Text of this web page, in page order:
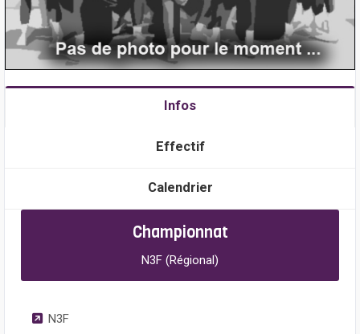
Infos
Effectif
Calendrier
Championnat
N3F (Régional)
N3F